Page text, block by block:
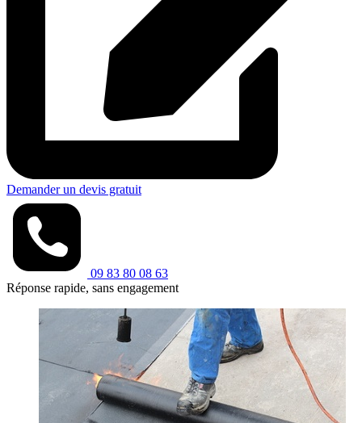
Demander un devis gratuit
09 83 80 08 63
Réponse rapide, sans engagement